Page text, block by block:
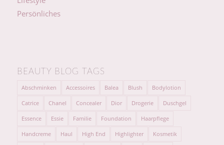
Persönliches
BEAUTY BLOG TAGS
Abschminken Accessoires Balea Blush Bodylotion
Catrice Chanel Concealer Dior Drogerie Duschgel
Essence Essie Familie Foundation Haarpflege
Handcreme Haul High End Highlighter Kosmetik